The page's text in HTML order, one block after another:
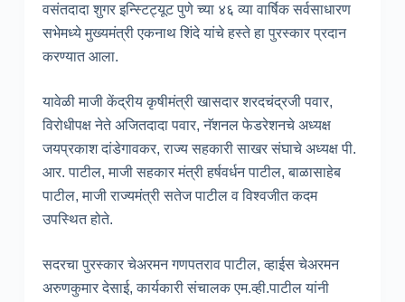
वसंतदादा शुगर इन्स्टिट्यूट पुणे च्या ४६ व्या वार्षिक सर्वसाधारण
सभेमध्ये मुख्यमंत्री एकनाथ शिंदे यांचे हस्ते हा पुरस्कार प्रदान
करण्यात आला.
यावेळी माजी केंद्रीय कृषीमंत्री खासदार शरदचंद्रजी पवार,
विरोधीपक्ष नेते अजितदादा पवार, नॅशनल फेडरेशनचे अध्यक्ष
जयप्रकाश दांडेगावकर, राज्य सहकारी साखर संघाचे अध्यक्ष पी.
आर. पाटील, माजी सहकार मंत्री हर्षवर्धन पाटील, बाळासाहेब
पाटील, माजी राज्यमंत्री सतेज पाटील व विश्वजीत कदम
उपस्थित होते.
सदरचा पुरस्कार चेअरमन गणपतराव पाटील, व्हाईस चेअरमन
अरुणकुमार देसाई, कार्यकारी संचालक एम.व्ही.पाटील यांनी